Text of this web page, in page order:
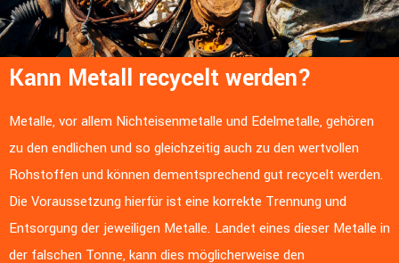
Kann Metall recycelt werden?
Metalle, vor allem Nichteisenmetalle und Edelmetalle, gehören
zu den endlichen und so gleichzeitig auch zu den wertvollen
Rohstoffen und können dementsprechend gut recycelt werden.
Die Voraussetzung hierfür ist eine korrekte Trennung und
Entsorgung der jeweiligen Metalle. Landet eines dieser Metalle in
der falschen Tonne, kann dies möglicherweise den